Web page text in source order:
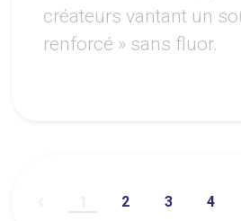
créateurs vantant un
renforcé » sans fluor.
2 3 4